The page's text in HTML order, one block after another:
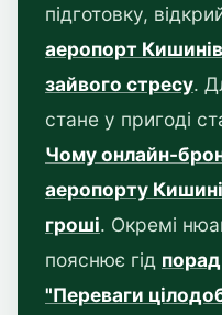
підготовку,
аеропорт
зайвого стресу.
стане у пригоді
Чому онлайн-
аеропорту
гроші. Окремі
пояснює гід
"Переваги